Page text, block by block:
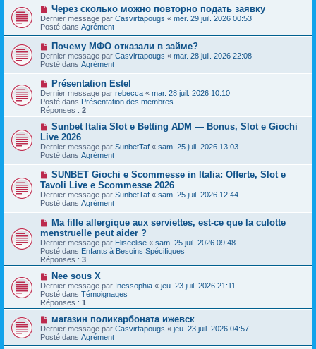
s
a
g
e
e
a
u
m
e
s
a
g
e
N
o
u
v
e
a
u
m
e
s
a
g
e
Через сколько можно повторно подать заявку
Dernier message par Casvirtapougs « mer. 29 juil. 2026 00:53
Posté dans Agrément
N
o
u
v
e
a
u
m
e
s
a
g
e
Почему МФО отказали в займе?
Dernier message par Casvirtapougs « mar. 28 juil. 2026 22:08
Posté dans Agrément
N
o
u
v
e
a
u
m
e
s
s
a
g
e
Présentation Estel
Dernier message par rebecca « mar. 28 juil. 2026 10:10
Posté dans Présentation des membres
Réponses : 2
N
u
v
e
a
u
m
e
s
a
g
e
Sunbet Italia Slot e Betting ADM — Bonus, Slot e Giochi
Live 2026
Dernier message par SunbetTaf « sam. 25 juil. 2026 13:03
Posté dans Agrément
N
u
v
e
a
m
e
s
s
a
g
e
SUNBET Giochi e Scommesse in Italia: Offerte, Slot e
Tavoli Live e Scommesse 2026
Dernier message par SunbetTaf « sam. 25 juil. 2026 12:44
Posté dans Agrément
N
u
v
e
a
u
m
e
s
s
g
e
Ma fille allergique aux serviettes, est-ce que la culotte
menstruelle peut aider ?
Dernier message par Eliseelise « sam. 25 juil. 2026 09:48
Posté dans Enfants à Besoins Spécifiques
Réponses : 3
N
o
u
v
e
a
u
m
e
Nee sous X
Dernier message par Inessophia « jeu. 23 juil. 2026 21:11
Posté dans Témoignages
Réponses : 1
N
o
u
v
магазин поликарбоната ижевск
Dernier message par Casvirtapougs « jeu. 23 juil. 2026 04:57
Posté dans Agrément